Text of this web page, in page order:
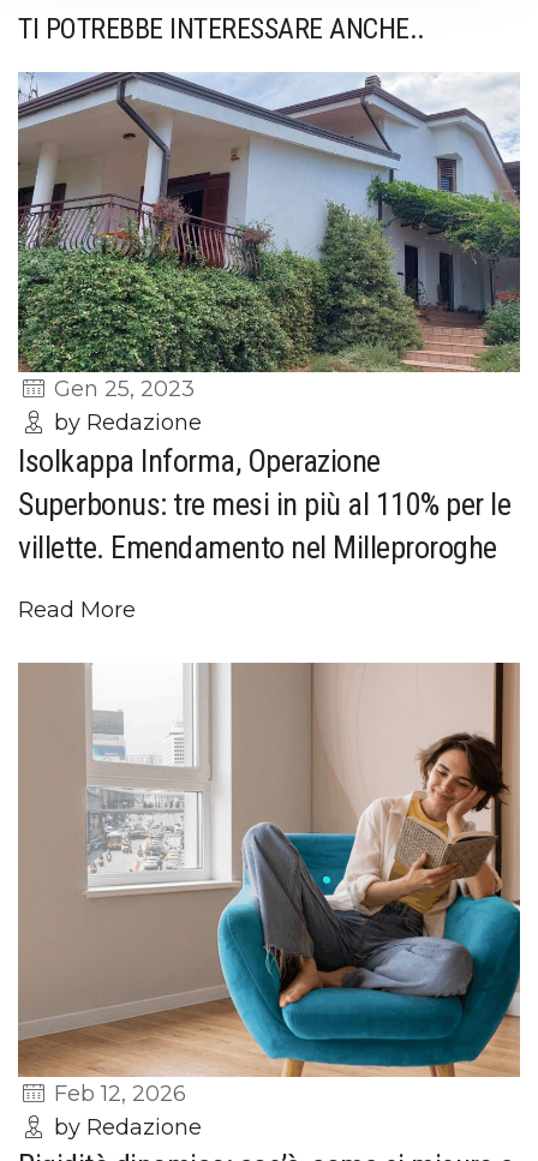
TI POTREBBE INTERESSARE ANCHE..
Gen 25, 2023
by Redazione
Isolkappa Informa, Operazione
Superbonus: tre mesi in più al 110% per le
villette. Emendamento nel Milleproroghe
Read More
Feb 12, 2026
by Redazione